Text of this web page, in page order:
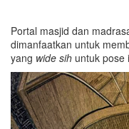
Portal masjid dan
dimanfaatkan untuk
yang wide sih untuk pose